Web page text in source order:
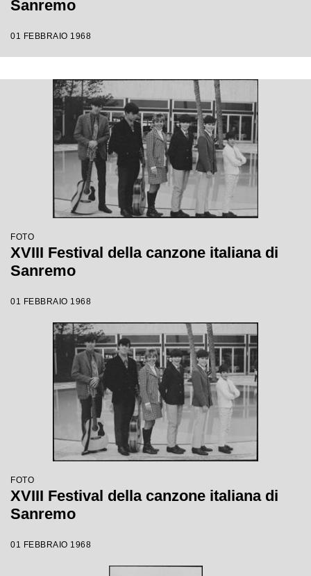
Sanremo
01 FEBBRAIO 1968
FOTO
XVIII Festival della canzone italiana di
Sanremo
01 FEBBRAIO 1968
FOTO
XVIII Festival della canzone italiana di
Sanremo
01 FEBBRAIO 1968